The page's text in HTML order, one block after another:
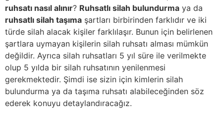
ruhsatı nasıl alınır? Ruhsatlı silah bulundurma ya da
ruhsatlı silah taşıma şartları birbirinden farklıdır ve iki
türde silah alacak kişiler farklılaşır. Bunun için belirlenen
şartlara uymayan kişilerin silah ruhsatı alması mümkün
değildir. Ayrıca silah ruhsatları 5 yıl süre ile verilmekte
olup 5 yılda bir silah ruhsatının yenilenmesi
gerekmektedir. Şimdi ise sizin için kimlerin silah
bulundurma ya da taşıma ruhsatı alabileceğinden söz
ederek konuyu detaylandıracağız.